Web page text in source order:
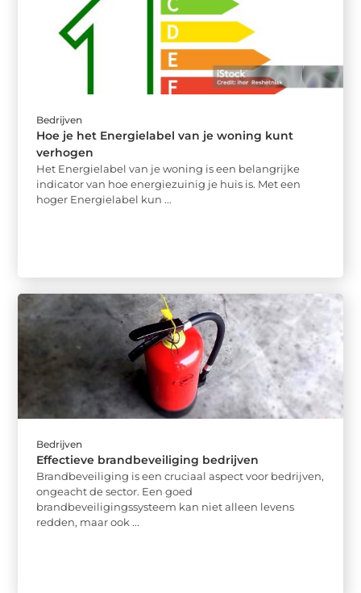
Bedrijven
Hoe je het Energielabel van je woning kunt
verhogen
Het Energielabel van je woning is een belangrijke
indicator van hoe energiezuinig je huis is. Met een
hoger Energielabel kun ...
Bedrijven
Effectieve brandbeveiliging bedrijven
Brandbeveiliging is een cruciaal aspect voor bedrijven,
ongeacht de sector. Een goed
brandbeveiligingssysteem kan niet alleen levens
redden, maar ook ...